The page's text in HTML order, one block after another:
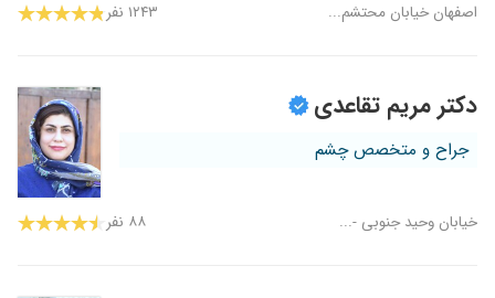
اصفهان خیابان محتشم... ۱۲۴۳ نفر
دکتر مریم تقاعدی
جراح و متخصص چشم
خیابان وحید جنوبی -... ۸۸ نفر